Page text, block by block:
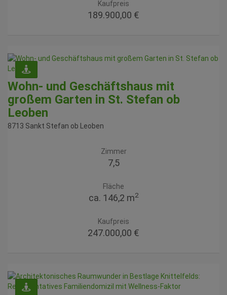
Kaufpreis
189.900,00 €
Wohn- und Geschäftshaus mit
großem Garten in St. Stefan ob
Leoben
8713 Sankt Stefan ob Leoben
Zimmer
7,5
Fläche
ca. 146,2 m2
Kaufpreis
247.000,00 €